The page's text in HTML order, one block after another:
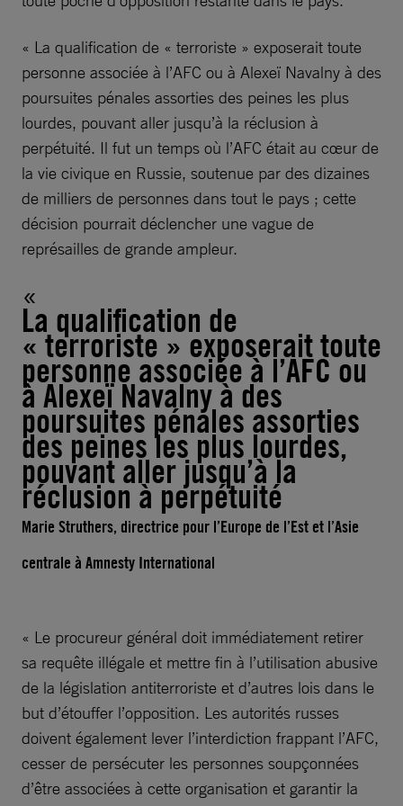
« La qualification de « terroriste » exposerait toute
personne associée à l’AFC ou à Alexeï Navalny à des
poursuites pénales assorties des peines les plus
lourdes, pouvant aller jusqu’à la réclusion à
perpétuité. Il fut un temps où l’AFC était au cœur de
la vie civique en Russie, soutenue par des dizaines
de milliers de personnes dans tout le pays ; cette
décision pourrait déclencher une vague de
représailles de grande ampleur.
La qualification de
« terroriste » exposerait toute
personne associée à l’AFC ou
à Alexeï Navalny à des
poursuites pénales assorties
des peines les plus lourdes,
pouvant aller jusqu’à la
réclusion à perpétuité
Marie Struthers, directrice pour l’Europe de l’Est et l’Asie
centrale à Amnesty International
« Le procureur général doit immédiatement retirer
sa requête illégale et mettre fin à l’utilisation abusive
de la législation antiterroriste et d’autres lois dans le
but d’étouffer l’opposition. Les autorités russes
doivent également lever l’interdiction frappant l’AFC,
cesser de persécuter les personnes soupçonnées
d’être associées à cette organisation et garantir la